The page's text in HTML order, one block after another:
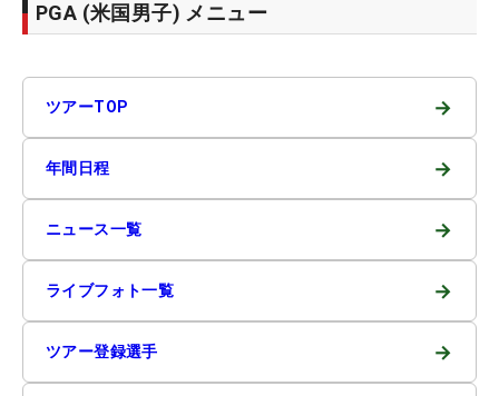
PGA (米国男子) メニュー
ツアーTOP →
年間日程 →
ニュース一覧 →
ライブフォト一覧 →
ツアー登録選手 →